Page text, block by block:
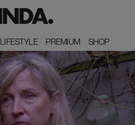
LIFESTYLE
LIFESTYLE PREMIUM
PREMIUM SHOP
SHOP